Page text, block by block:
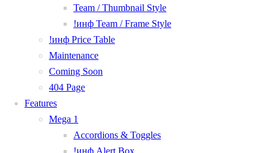
Team / Thumbnail Style
!инф Team / Frame Style
!инф Price Table
Maintenance
Coming Soon
404 Page
Features
Mega 1
Accordions & Toggles
!инф Alert Box